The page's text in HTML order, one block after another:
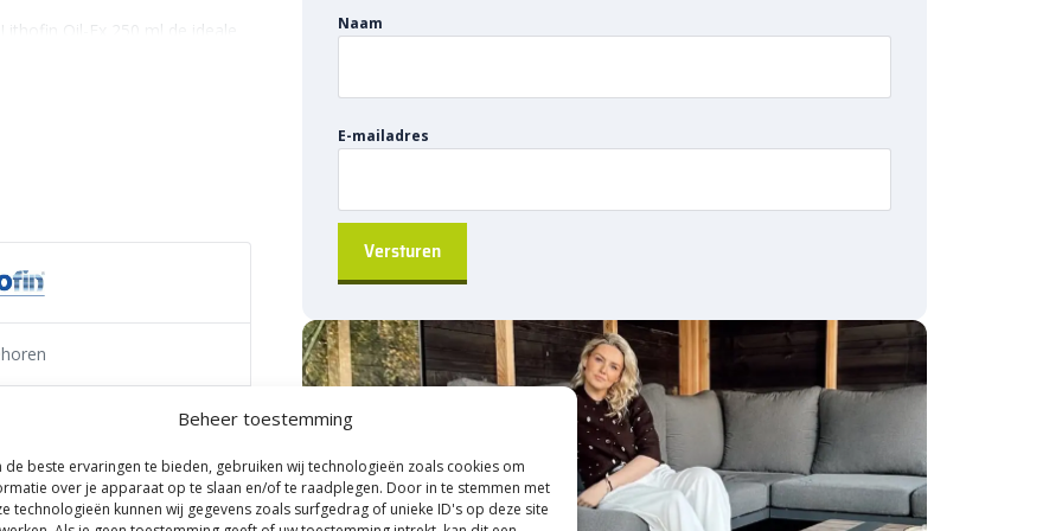
Beheer toestemming
de beste ervaringen te bieden, gebruiken wij technologieën zoals cookies om
over je apparaat op te slaan en/of te raadplegen. Door in te stemmen met
technologieën kunnen wij gegevens zoals surfgedrag of unieke ID's op deze site
Oil-Ex 250 ml de ideale
zelfs wanneer dit
worden ook oude of
je hoeft te schrobben met
poreuze
samenstelling kun je
te agressief zijn.
of gepolijste
waardoor je het ook
Naam
E-mailadres